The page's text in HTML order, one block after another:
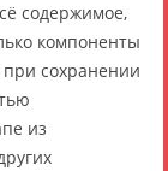
содержимое,
компоненты
при сохранении
из